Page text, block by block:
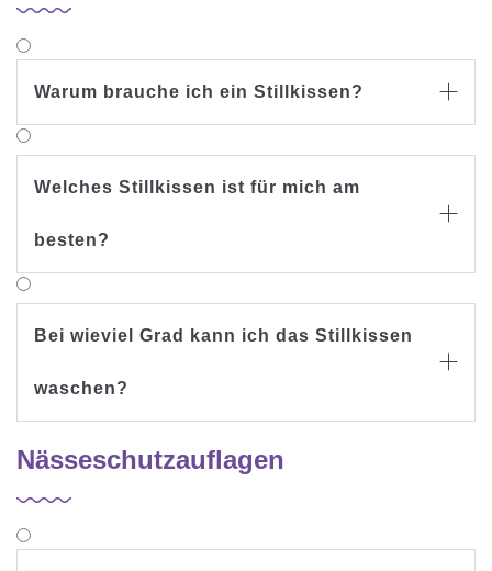
Warum brauche ich ein Stillkissen? 
Welches Stillkissen ist für mich am
besten?

Bei wieviel Grad kann ich das Stillkissen
waschen?

Nässeschutzauflagen